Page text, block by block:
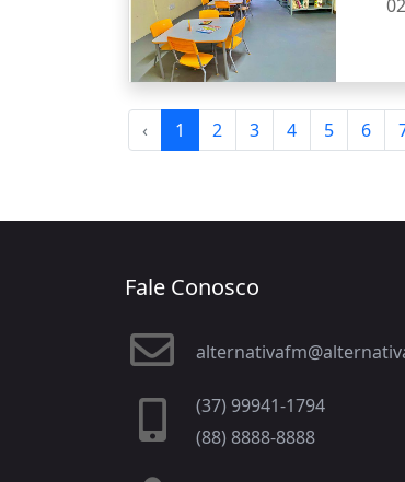
‹ 1 2 3 4 5 6
Fale Conosco
(37) 99941-1794
(88) 8888-8888